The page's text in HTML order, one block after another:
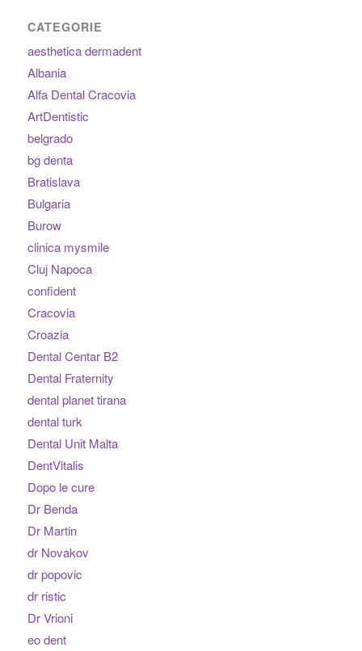
CATEGORIE
aesthetica dermadent
Albania
Alfa Dental Cracovia
ArtDentistic
belgrado
bg denta
Bratislava
Bulgaria
Burow
clinica mysmile
Cluj Napoca
confident
Cracovia
Croazia
Dental Centar B2
Dental Fraternity
dental planet tirana
dental turk
Dental Unit Malta
DentVitalis
Dopo le cure
Dr Benda
Dr Martin
dr Novakov
dr popovic
dr ristic
Dr Vrioni
eo dent